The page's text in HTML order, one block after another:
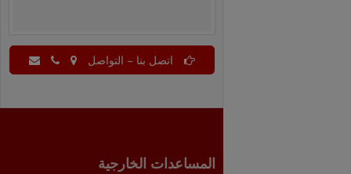
اتصل بنا – التواصل
المساعدات الخارجية